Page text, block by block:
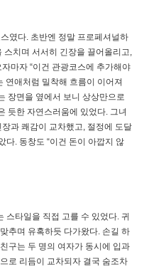
였다. 초반엔 정말 프로페셔널하
스치며 서서히 긴장을 끌어올리고,
마자 “이건 관광코스에 추가해야
연애처럼 밀착해 흐름이 이어져
장면을 옆에서 보니 상상만으로
듯한 자연스러움에 있었다. 그녀
과 쾌감이 교차했고, 절정에 도달
다. 동창도 “이건 돈이 아깝지 않
스타일을 직접 고를 수 있었다. 귀
추며 유혹하듯 다가왔다. 손길 하
구는 두 명의 여자가 동시에 입과
로 리듬이 교차되자 결국 숨조차